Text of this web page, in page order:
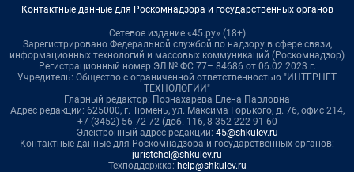
Контактные данные для Роскомнадзора и государственных органов
Сетевое издание «45.ру» (18+)
Зарегистрировано Федеральной службой по надзору в сфере связи,
информационных технологий и массовых коммуникаций (Роскомнадзор)
Регистрационный номер ЭЛ № ФС 77– 84686 от 06.02.2023 г.
Учредитель: Общество с ограниченной ответственностью "ИНТЕРНЕТ
ТЕХНОЛОГИИ"
Главный редактор: Познахарева Елена Павловна
Адрес редакции: 625000, г. Тюмень, ул. Максима Горького, д. 76, офис 214,
+7 (3452) 56-72-72 (доб. 116, 8-352-222-91-60
Электронный адрес редакции: 45@shkulev.ru
Контактные данные для Роскомнадзора и государственных органов:
juristchel@shkulev.ru
Техподдержка: help@shkulev.ru